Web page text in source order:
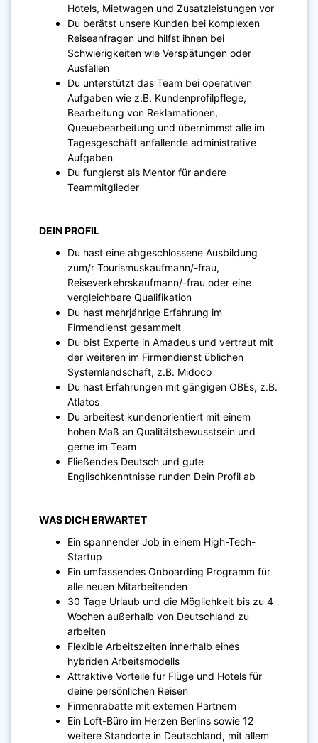
Hotels, Mietwagen und Zusatzleistungen vor
Du berätst unsere Kunden bei komplexen
Reiseanfragen und hilfst ihnen bei
Schwierigkeiten wie Verspätungen oder
Ausfällen
Du unterstützt das Team bei operativen
Aufgaben wie z.B. Kundenprofilpflege,
Bearbeitung von Reklamationen,
Queuebearbeitung und übernimmst alle im
Tagesgeschäft anfallende administrative
Aufgaben
Du fungierst als Mentor für andere
Teammitglieder
DEIN PROFIL
Du hast eine abgeschlossene Ausbildung
zum/r Tourismuskaufmann/-frau,
Reiseverkehrskaufmann/-frau oder eine
vergleichbare Qualifikation
Du hast mehrjährige Erfahrung im
Firmendienst gesammelt
Du bist Experte in Amadeus und vertraut mit
der weiteren im Firmendienst üblichen
Systemlandschaft, z.B. Midoco
Du hast Erfahrungen mit gängigen OBEs, z.B.
Atlatos
Du arbeitest kundenorientiert mit einem
hohen Maß an Qualitätsbewusstsein und
gerne im Team
Fließendes Deutsch und gute
Englischkenntnisse runden Dein Profil ab
WAS DICH ERWARTET
Ein spannender Job in einem High-Tech-
Startup
Ein umfassendes Onboarding Programm für
alle neuen Mitarbeitenden
30 Tage Urlaub und die Möglichkeit bis zu 4
Wochen außerhalb von Deutschland zu
arbeiten
Flexible Arbeitszeiten innerhalb eines
hybriden Arbeitsmodells
Attraktive Vorteile für Flüge und Hotels für
deine persönlichen Reisen
Firmenrabatte mit externen Partnern
Ein Loft-Büro im Herzen Berlins sowie 12
weitere Standorte in Deutschland, mit allem